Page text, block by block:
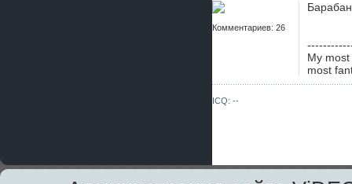
Комментариев: 26
My
most
ICQ: --